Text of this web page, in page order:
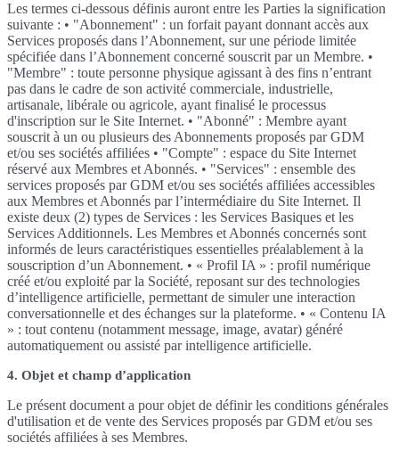
Les termes ci-dessous définis auront entre les Parties la signification
suivante : • "Abonnement" : un forfait payant donnant accès aux
Services proposés dans l’Abonnement, sur une période limitée
spécifiée dans l’Abonnement concerné souscrit par un Membre. •
"Membre" : toute personne physique agissant à des fins n’entrant
pas dans le cadre de son activité commerciale, industrielle,
artisanale, libérale ou agricole, ayant finalisé le processus
d'inscription sur le Site Internet. • "Abonné" : Membre ayant
souscrit à un ou plusieurs des Abonnements proposés par GDM
et/ou ses sociétés affiliées • "Compte" : espace du Site Internet
réservé aux Membres et Abonnés. • "Services" : ensemble des
services proposés par GDM et/ou ses sociétés affiliées accessibles
aux Membres et Abonnés par l’intermédiaire du Site Internet. Il
existe deux (2) types de Services : les Services Basiques et les
Services Additionnels. Les Membres et Abonnés concernés sont
informés de leurs caractéristiques essentielles préalablement à la
souscription d’un Abonnement. • « Profil IA » : profil numérique
créé et/ou exploité par la Société, reposant sur des technologies
d’intelligence artificielle, permettant de simuler une interaction
conversationnelle et des échanges sur la plateforme. • « Contenu IA
» : tout contenu (notamment message, image, avatar) généré
automatiquement ou assisté par intelligence artificielle.
4. Objet et champ d’application
Le présent document a pour objet de définir les conditions générales
d'utilisation et de vente des Services proposés par GDM et/ou ses
sociétés affiliées à ses Membres.